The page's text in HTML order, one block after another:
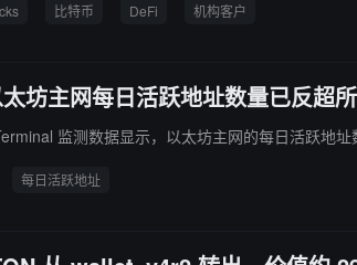
比特币 DeFi 机构客户
坊主网每日活跃地址数量已反超
监测数据显示，以太坊主网的每日活跃地址
每日活跃地址